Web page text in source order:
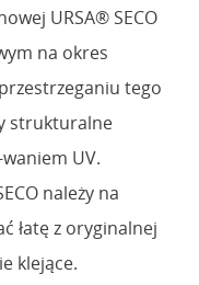
URSA® SECO
na okres
tego
strukturalne
UV.
należy na
łatę z oryginalnej
klejące.